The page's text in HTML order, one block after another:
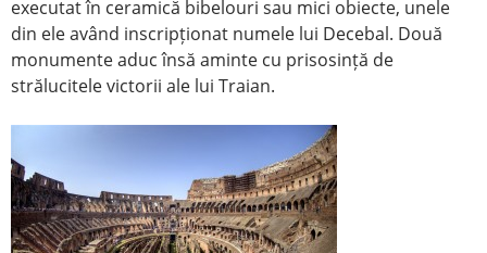
executat în ceramică bibelouri sau mici obiecte, unele
din ele având inscripționat numele lui Decebal. Două
monumente aduc însă aminte cu prisosință de
strălucitele victorii ale lui Traian.